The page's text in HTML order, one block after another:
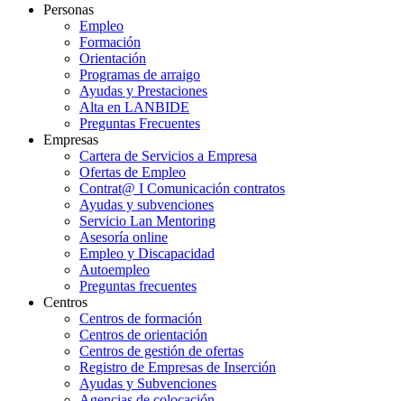
Personas
Empleo
Formación
Orientación
Programas de arraigo
Ayudas y Prestaciones
Alta en LANBIDE
Preguntas Frecuentes
Empresas
Cartera de Servicios a Empresa
Ofertas de Empleo
Contrat@ I Comunicación contratos
Ayudas y subvenciones
Servicio Lan Mentoring
Asesoría online
Empleo y Discapacidad
Autoempleo
Preguntas frecuentes
Centros
Centros de formación
Centros de orientación
Centros de gestión de ofertas
Registro de Empresas de Inserción
Ayudas y Subvenciones